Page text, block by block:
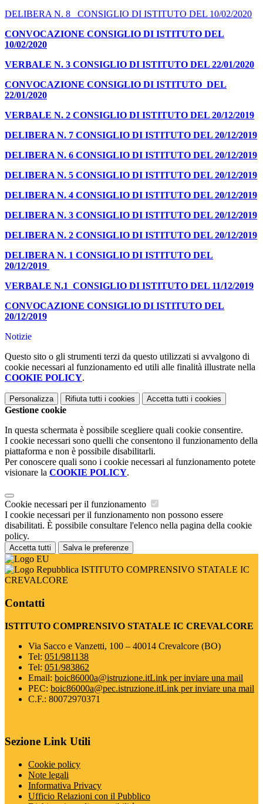
DELIBERA N. 8 CONSIGLIO DI ISTITUTO DEL 10/02/2020
CONVOCAZIONE CONSIGLIO DI ISTITUTO DEL
10/02/2020
VERBALE N. 3 CONSIGLIO DI ISTITUTO DEL 22/01/2020
CONVOCAZIONE CONSIGLIO DI ISTITUTO DEL
22/01/2020
VERBALE N. 2 CONSIGLIO DI ISTITUTO DEL 20/12/2019
DELIBERA N. 7 CONSIGLIO DI ISTITUTO DEL 20/12/2019
DELIBERA N. 6 CONSIGLIO DI ISTITUTO DEL 20/12/2019
DELIBERA N. 5 CONSIGLIO DI ISTITUTO DEL 20/12/2019
DELIBERA N. 4 CONSIGLIO DI ISTITUTO DEL 20/12/2019
DELIBERA N. 3 CONSIGLIO DI ISTITUTO DEL 20/12/2019
DELIBERA N. 2 CONSIGLIO DI ISTITUTO DEL 20/12/2019
DELIBERA N. 1 CONSIGLIO DI ISTITUTO DEL
20/12/2019
VERBALE N.1 CONSIGLIO DI ISTITUTO DEL 11/12/2019
CONVOCAZIONE CONSIGLIO DI ISTITUTO DEL
20/12/2019
Notizie
Questo sito o gli strumenti terzi da questo utilizzati si avvalgono di
cookie necessari al funzionamento ed utili alle finalità illustrate nella
COOKIE POLICY.
Personalizza Rifiuta tutti i cookies Accetta tutti i cookies
Gestione cookie
In questa schermata è possibile scegliere quali cookie consentire.
I cookie necessari sono quelli che consentono il funzionamento della
piattaforma e non è possibile disabilitarli.
Per conoscere quali sono i cookie necessari al funzionamento potete
visionare la COOKIE POLICY.
Cookie necessari per il funzionamento
I cookie necessari per il funzionamento non possono essere
disabilitati. È possibile consultare l'elenco nella pagina della cookie
policy.
Accetta tutti Salva le preferenze
ISTITUTO COMPRENSIVO STATALE IC
CREVALCORE
Contatti
ISTITUTO COMPRENSIVO STATALE IC CREVALCORE
Via Sacco e Vanzetti, 100 – 40014 Crevalcore (BO)
Tel: 051/981138
Tel: 051/983862
Email: boic86000a@istruzione.itLink per inviare una mail
PEC: boic86000a@pec.istruzione.itLink per inviare una mail
C.F.: 80072970371
Sezione Link Utili
Cookie policy
Note legali
Informativa Privacy
Ufficio Relazioni con il Pubblico